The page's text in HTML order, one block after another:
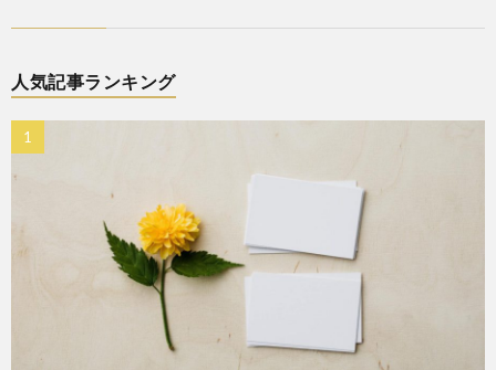
人気記事ランキング